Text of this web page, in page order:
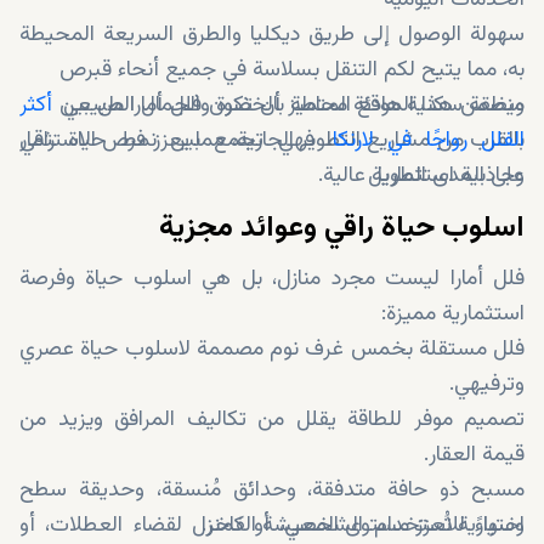
سهولة الوصول إلى طريق ديكليا والطرق السريعة المحيطة
به، مما يتيح لكم التنقل بسلاسة في جميع أنحاء قبرص
منطقة سكنية هادئة محاطة بالخضرة والجمال الطبيعي
بالقرب من مشاريع التطوير الجارية، مما يعزز فرص الاستثمار
على المدى الطويل
ويضمن هذا الموقع المتميز أن تكون فلل أمارا من بين أكثر
الفلل رواجًا في لارنكا، فهي تجمع بين نمط حياة راقي
وجاذبية استثمارية عالية.
اسلوب حياة راقي وعوائد مجزية
فلل أمارا ليست مجرد منازل، بل هي اسلوب حياة وفرصة
استثمارية مميزة:
فلل مستقلة بخمس غرف نوم مصممة لاسلوب حياة عصري
وترفيهي.
تصميم موفر للطاقة يقلل من تكاليف المرافق ويزيد من
قيمة العقار.
مسبح ذو حافة متدفقة، وحدائق مُنسقة، وحديقة سطح
اختيارية تُعزز مستوى المعيشة الفاخر.
وسواءً للاستخدام الشخصي، أو كمنزل لقضاء العطلات، أو